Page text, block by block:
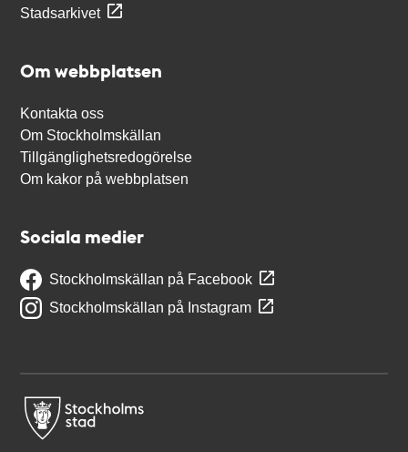
Stadsarkivet
Om webbplatsen
Kontakta oss
Om Stockholmskällan
Tillgänglighetsredogörelse
Om kakor på webbplatsen
Sociala medier
Stockholmskällan på Facebook
Stockholmskällan på Instagram